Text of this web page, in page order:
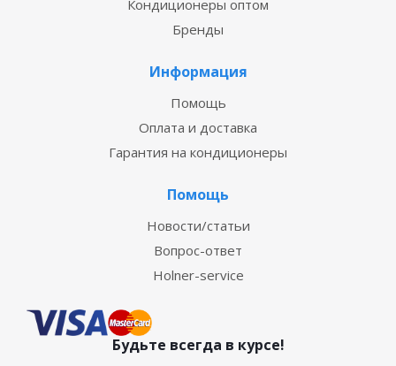
Кондиционеры оптом
Бренды
Информация
Помощь
Оплата и доставка
Гарантия на кондиционеры
Помощь
Новости/статьи
Вопрос-ответ
Holner-service
Будьте всегда в курсе!